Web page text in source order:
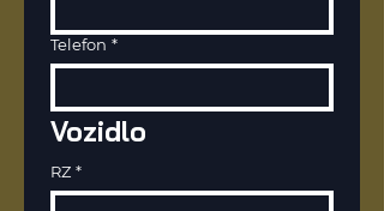
Telefon *
Vozidlo
RZ *